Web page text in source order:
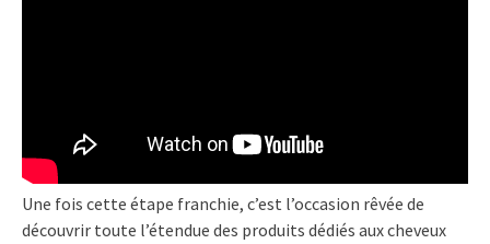
Une fois cette étape franchie, c’est l’occasion rêvée de
découvrir toute l’étendue des produits dédiés aux cheveux